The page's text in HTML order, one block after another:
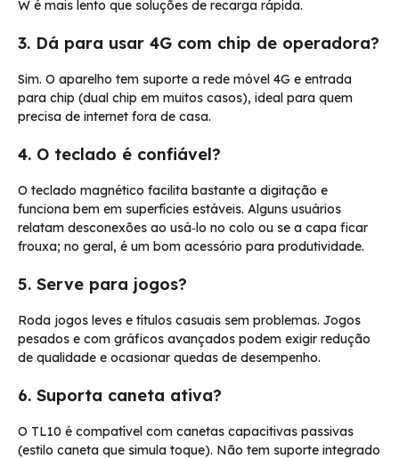
W é mais lento que soluções de recarga rápida.
3. Dá para usar 4G com chip de operadora?
Sim. O aparelho tem suporte a rede móvel 4G e entrada
para chip (dual chip em muitos casos), ideal para quem
precisa de internet fora de casa.
4. O teclado é confiável?
O teclado magnético facilita bastante a digitação e
funciona bem em superfícies estáveis. Alguns usuários
relatam desconexões ao usá‑lo no colo ou se a capa ficar
frouxa; no geral, é um bom acessório para produtividade.
5. Serve para jogos?
Roda jogos leves e títulos casuais sem problemas. Jogos
pesados e com gráficos avançados podem exigir redução
de qualidade e ocasionar quedas de desempenho.
6. Suporta caneta ativa?
O TL10 é compatível com canetas capacitivas passivas
(estilo caneta que simula toque). Não tem suporte integrado